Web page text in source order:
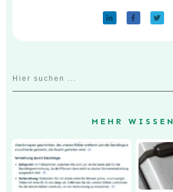
MEHR WISSEN